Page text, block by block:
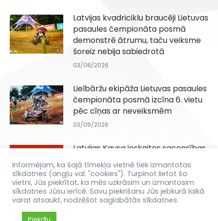
Latvijas kvadriciklu braucēji Lietuvas
pasaules čempionāta posmā
demonstrē ātrumu, taču veiksme
šoreiz nebija sabiedrotā
03/08/2026
Lielbāržu ekipāža Lietuvas pasaules
čempionāta posmā izcīna 6. vietu
pēc cīņas ar neveiksmēm
03/08/2026
Latvijas Kausa ieskaites sacensības
Q100, QJuniori un QIesācēji klasēm
Dēliņkalnā 29.08.2026
31/07/2026
Informējam, ka šajā tīmekļa vietnē tiek izmantotas
sīkdatnes (angļu val. "cookies"). Turpinot lietot šo
vietni, Jūs piekrītat, ka mēs uzkrāsim un izmantosim
sīkdatnes Jūsu ierīcē. Savu piekrišanu Jūs jebkurā laikā
varat atsaukt, nodzēšot saglabātās sīkdatnes.